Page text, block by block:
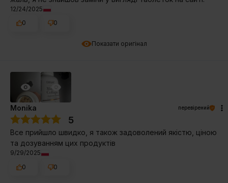
Показати оригінал
12/24/2025
0
0
Monika перевірений
5
Все прийшло швидко, я також задоволений якістю, ціною
та дозуванням цих продуктів
9/29/2025
0
0